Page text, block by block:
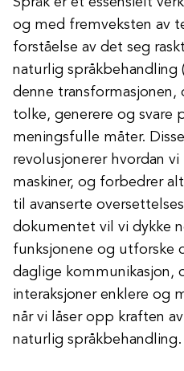
og med fremveksten av
forståelse av det seg
naturlig språkbehandling
denne transformasjonen,
tolke, generere og svare
meningsfulle måter.
revolusjonerer hvordan
maskiner, og forbedrer
til avanserte
dokumentet vil vi dykke
funksjonene og utforske
daglige kommunikasjon,
interaksjoner enklere og
når vi låser opp kraften
naturlig språkbehandling.